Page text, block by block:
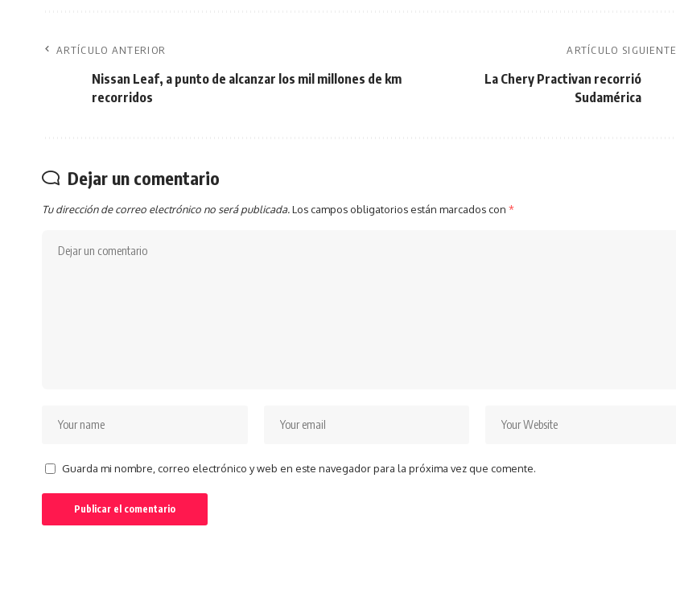
ARTÍCULO ANTERIOR
Nissan Leaf, a punto de alcanzar los mil millones de km
recorridos
ARTÍCULO SIGUIENTE
La Chery Practivan recorrió
Sudamérica
Dejar un comentario
Tu dirección de correo electrónico no será publicada.Los campos obligatorios están marcados con *
Guarda mi nombre, correo electrónico y web en este navegador para la próxima vez que comente.